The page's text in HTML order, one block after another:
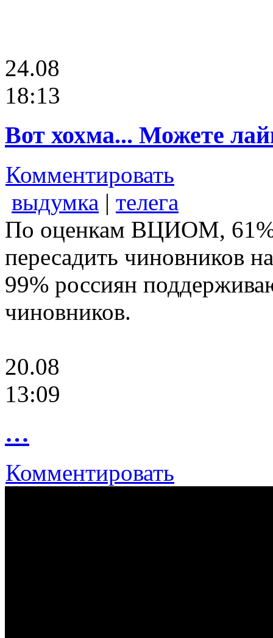
24.08
18:13
Вот хохма... Можете
Комментировать
выдумка | телега
По оценкам ВЦИОМ, 61%
пересадить чиновников
99% россиян
чиновников.
20.08
13:09
…
Комментировать